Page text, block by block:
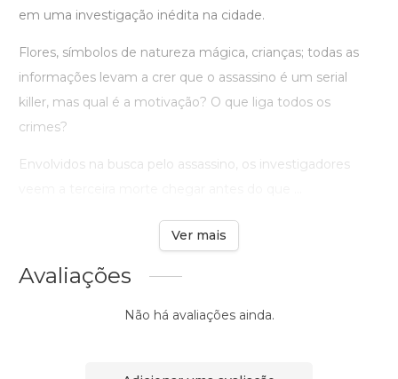
em uma investigação inédita na cidade.
Flores, símbolos de natureza mágica, crianças; todas as
informações levam a crer que o assassino é um serial
killer, mas qual é a motivação? O que liga todos os
crimes?
Envolvidos na busca pelo assassino, os investigadores
Ver mais
Avaliações
Não há avaliações ainda.